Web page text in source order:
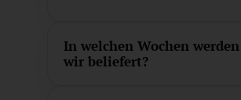
In welchen Wochen werden
wir beliefert?